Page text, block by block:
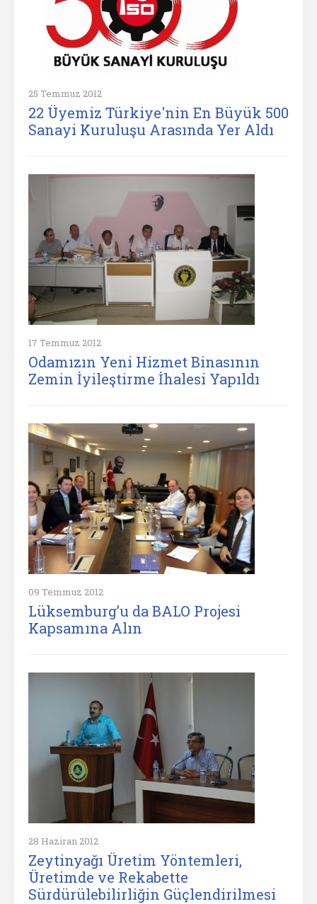
25 Temmuz 2012
22 Üyemiz Türkiye'nin En Büyük 500
Sanayi Kuruluşu Arasında Yer Aldı
17 Temmuz 2012
Odamızın Yeni Hizmet Binasının
Zemin İyileştirme İhalesi Yapıldı
09 Temmuz 2012
Lüksemburg’u da BALO Projesi
Kapsamına Alın
28 Haziran 2012
Zeytinyağı Üretim Yöntemleri,
Üretimde ve Rekabette
Sürdürülebilirliğin Güçlendirilmesi